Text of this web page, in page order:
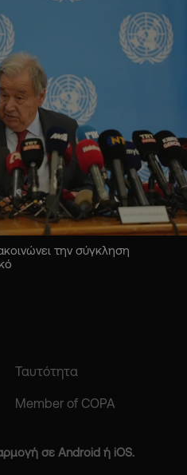
την σύγκληση
Ταυτότητα
Member of COPA
σε Android ή iOS.